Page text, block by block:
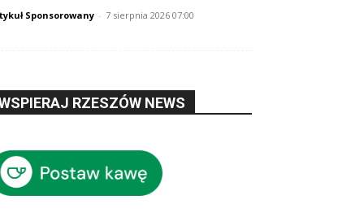
Sponsorowany - 7 sierpnia 2026 07:00
RZESZÓW NEWS